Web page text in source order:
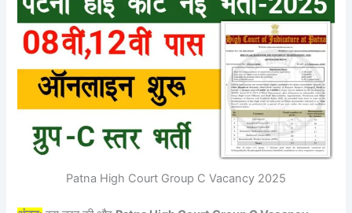
Patna High Court Group C Vacancy 2025